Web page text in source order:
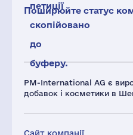
PM-International AG є
добавок і косметики в
петиції
скопійовано
до
буферу.
Поширюйте статус